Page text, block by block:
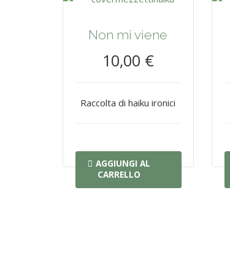
Non mi viene
10,00 €
Raccolta di haiku ironici
AGGIUNGI AL
CARRELLO